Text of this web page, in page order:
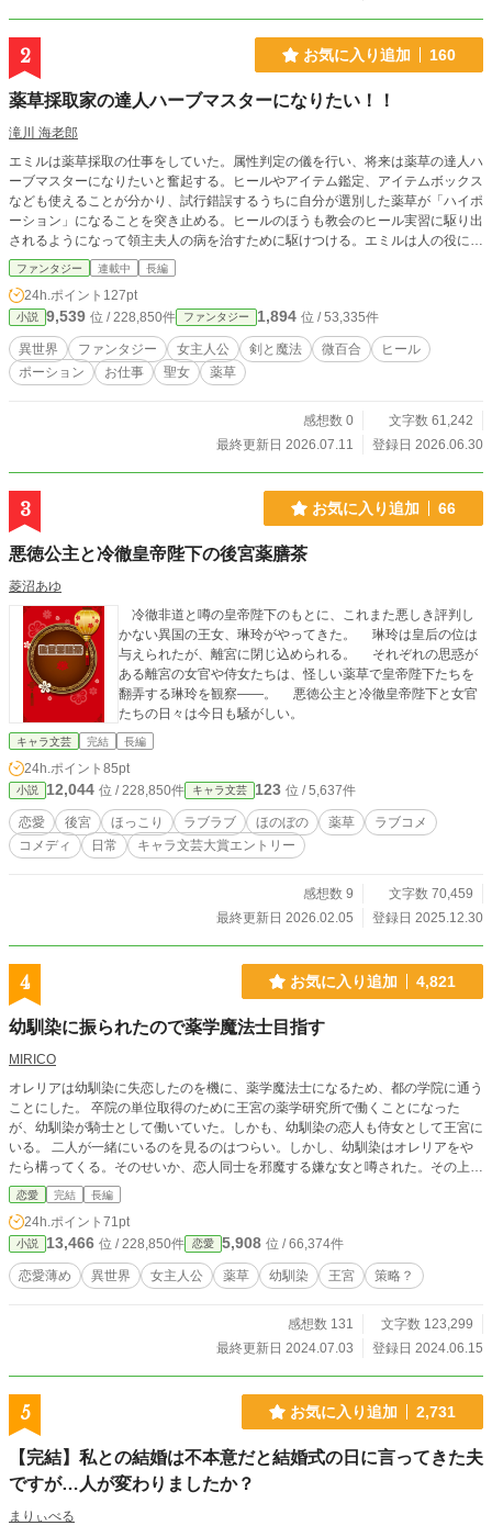
2 お気に入り追加 160
薬草採取家の達人ハーブマスターになりたい！！
滝川 海老郎
エミルは薬草採取の仕事をしていた。属性判定の儀を行い、将来は薬草の達人ハ
ーブマスターになりたいと奮起する。ヒールやアイテム鑑定、アイテムボックス
なども使えることが分かり、試行錯誤するうちに自分が選別した薬草が「ハイポ
ーション」になることを突き止める。ヒールのほうも教会のヒール実習に駆り出
されるようになって領主夫人の病を治すために駆けつける。エミルは人の役に立
つためにハーブマスターを目指します。
ファンタジー 連載中 長編
24h.ポイント 127pt
小説 9,539 位 / 228,850件 ファンタジー 1,894 位 / 53,335件
異世界 ファンタジー 女主人公 剣と魔法 微百合
ヒール
ポーション
お仕事 聖女 薬草
感想数 0
文字数 61,242
最終更新日 2026.07.11
登録日 2026.06.30
3 お気に入り追加 66
悪徳公主と冷徹皇帝陛下の後宮薬膳茶
菱沼あゆ
冷徹非道と噂の皇帝陛下のもとに、これまた悪しき評判し
かない異国の王女、琳玲がやってきた。 琳玲は皇后の位は
与えられたが、離宮に閉じ込められる。 それぞれの思惑が
ある離宮の女官や侍女たちは、怪しい薬草で皇帝陛下たちを
翻弄する琳玲を観察――。 悪徳公主と冷徹皇帝陛下と女官
たちの日々は今日も騒がしい。
キャラ文芸 完結 長編
24h.ポイント 85pt
小説 12,044 位 / 228,850件 キャラ文芸 123 位 / 5,637件
恋愛 後宮 ほっこり ラブラブ ほのぼの 薬草
ラブコメ
コメディ
日常 キャラ文芸大賞エントリー
感想数 9
文字数 70,459
最終更新日 2026.02.05
登録日 2025.12.30
4 お気に入り追加 4,821
幼馴染に振られたので薬学魔法士目指す
MIRICO
オレリアは幼馴染に失恋したのを機に、薬学魔法士になるため、都の学院に通う
ことにした。 卒院の単位取得のために王宮の薬学研究所で働くことになった
が、幼馴染が騎士として働いていた。しかも、幼馴染の恋人も侍女として王宮に
いる。 二人が一緒にいるのを見るのはつらい。しかし、幼馴染はオレリアをや
たら構ってくる。そのせいか、恋人同士を邪魔する嫌な女と噂された。その上、
オレリアが案内した植物園で、相手の子が怪我をしてしまい、殺そうとしたまで
言われてしまう。 私は何もしていないのに。 そんなオレリアを助けてくれたの
は、ボサボサ頭と髭面の、薬学研究所の局長。実は王の甥で、第二継承権を持っ
た、美丈夫で、女性たちから大人気と言われる人だった。 ブックマーク・いい
ね・ご感想等、ありがとうございます。 お返事ネタバレになりそうなので、申
し訳ありませんが控えさせていただきます。 ちゃんと読んでおります。ありが
恋愛 完結 長編
24h.ポイント 71pt
小説 13,466 位 / 228,850件 恋愛 5,908 位 / 66,374件
恋愛薄め 異世界 女主人公 薬草 幼馴染 王宮 策略？
感想数 131
文字数 123,299
最終更新日 2024.07.03
登録日 2024.06.15
5 お気に入り追加 2,731
【完結】私との結婚は不本意だと結婚式の日に言ってきた夫
ですが…人が変わりましたか？
まりぃべる